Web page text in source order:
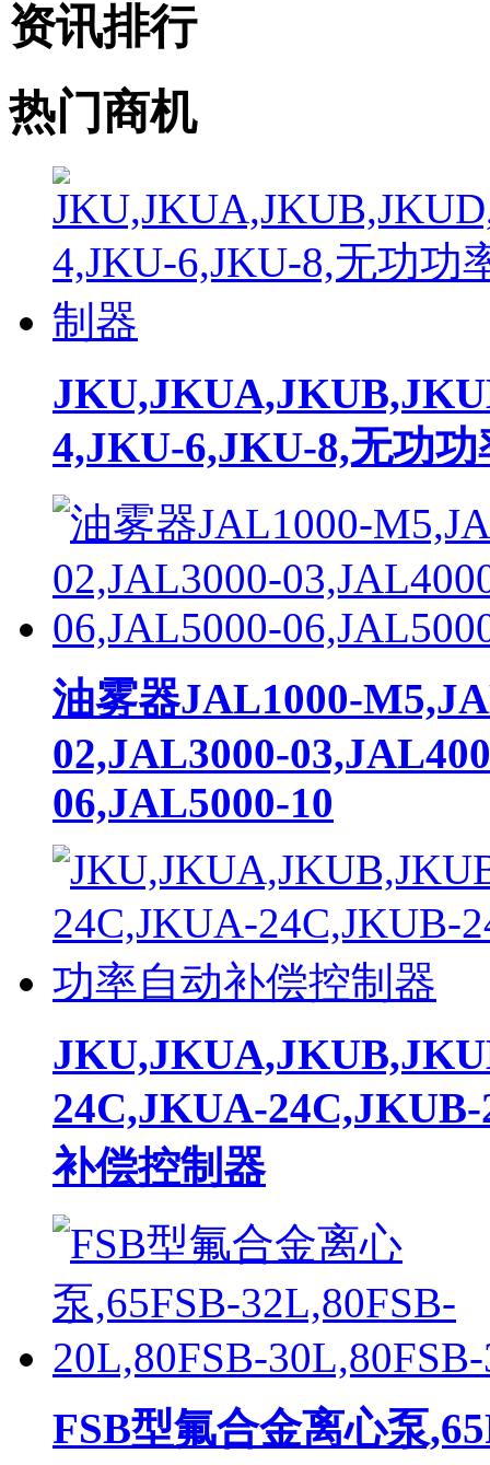
资讯排行
热门商机
4,JKU-6,JKU-8,无功
油雾器JAL1000-
02,JAL3000-
06,JAL5000-10
24C,JKUA-
补偿控制器
FSB型氟合金离心泵